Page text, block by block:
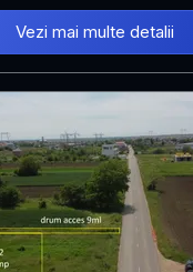
Vezi mai multe detalii